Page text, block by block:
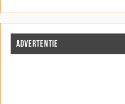
ADVERTENTIE